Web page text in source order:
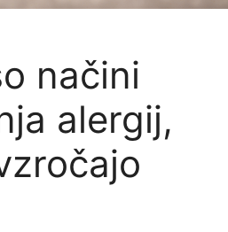
načini
alergij,